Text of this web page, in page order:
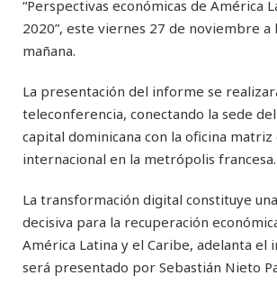
“Perspectivas económicas de América
2020”, este viernes 27 de noviembre a
mañana.
La presentación del informe se
teleconferencia, conectando la sede
capital dominicana con la oficina
internacional en la metrópolis francesa.
La transformación digital constituye
decisiva para la recuperación
América Latina y el Caribe, adelanta el
será presentado por Sebastián Nieto